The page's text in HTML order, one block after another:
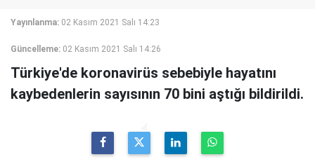
Yayınlanma: 02 Kasım 2021 Salı 14:23
Güncelleme: 02 Kasım 2021 Salı 14:26
Türkiye'de koronavirüs sebebiyle hayatını
kaybedenlerin sayısının 70 bini aştığı bildirildi.